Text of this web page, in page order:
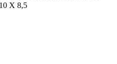
X 8,5